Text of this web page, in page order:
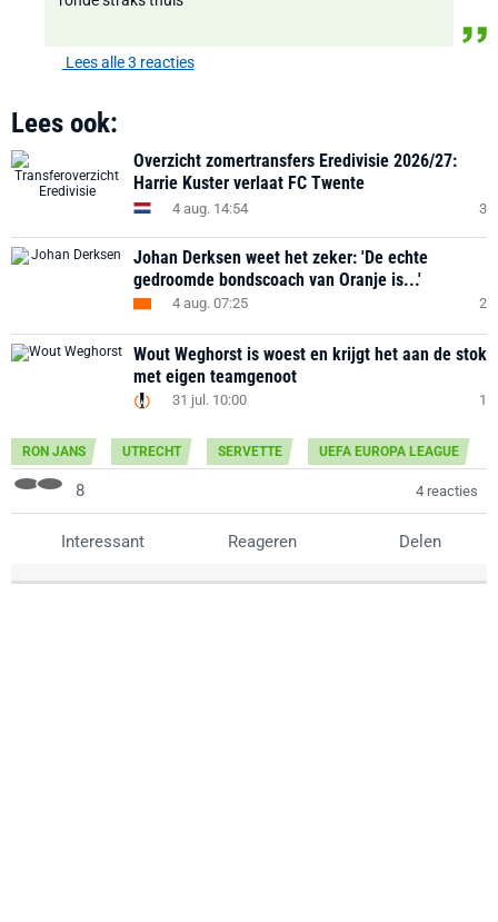
Lees alle 3 reacties
Lees ook:
Overzicht zomertransfers Eredivisie 2026/27:
Harrie Kuster verlaat FC Twente
4 aug. 14:54 3
Johan Derksen weet het zeker: 'De echte
gedroomde bondscoach van Oranje is...'
4 aug. 07:25 2
Wout Weghorst is woest en krijgt het aan de stok
met eigen teamgenoot
31 jul. 10:00 1
RON JANS UTRECHT SERVETTE UEFA EUROPA LEAGUE
8 4 reacties
Interessant Reageren Delen